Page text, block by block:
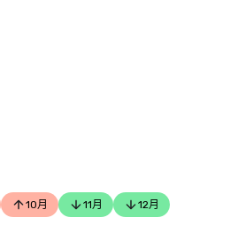
10月 11月 12月